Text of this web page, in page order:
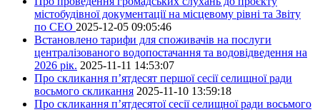
містобудівної документації на місцевому рівні та Звіту
по СЕО 2025-12-05 09:05:46
Встановлено тарифи для споживачів на послуги
централізованого водопостачання та водовідведення на
2026 рік. 2025-11-11 14:53:07
Про скликання п’ятдесят першої сесії селищної ради
восьмого скликання 2025-11-10 13:59:18
Про скликання п’ятдесятої сесії селищної ради восьмого